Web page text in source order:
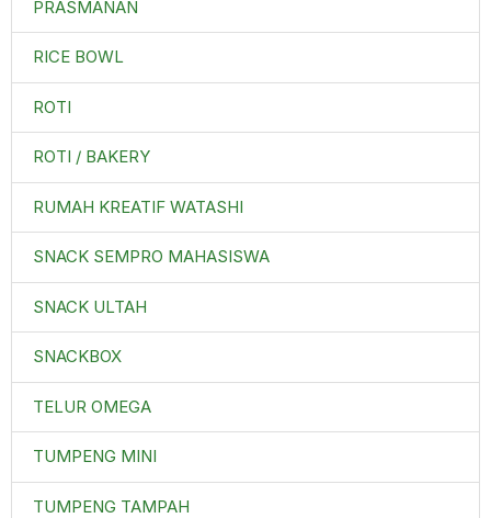
PRASMANAN
RICE BOWL
ROTI
ROTI / BAKERY
RUMAH KREATIF WATASHI
SNACK SEMPRO MAHASISWA
SNACK ULTAH
SNACKBOX
TELUR OMEGA
TUMPENG MINI
TUMPENG TAMPAH